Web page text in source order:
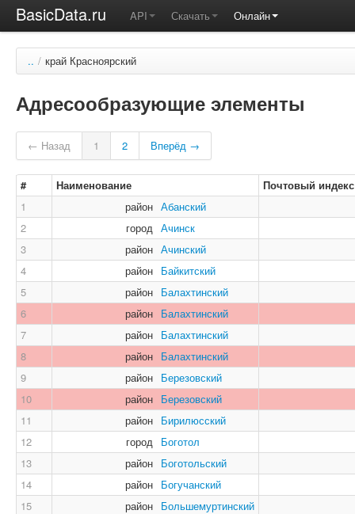
BasicData.ru API Скачать Онлайн
.. / край Красноярский
Адресообразующие элементы
← Назад 1 2 Вперёд →
# Наименование
Почтовый индекс
1
район Абанский
2
город Ачинск
3
район Ачинский
4
район Байкитский
5
район Балахтинский
6
район Балахтинский
7
район Балахтинский
8
район Балахтинский
9
район Березовский
10
район Березовский
11
район Бирилюсский
12
город Боготол
13
район Боготольский
14
район Богучанский
15
район Большемуртинский